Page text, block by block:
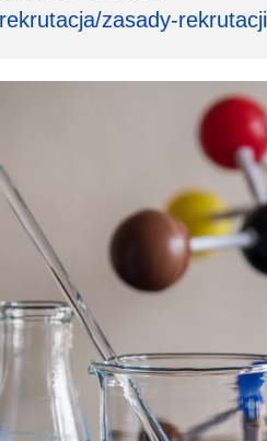
zasady-rekrutacji